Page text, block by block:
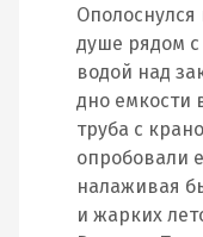
Ополоснулся
душе рядом с
водой над
дно емкости
труба с
опробовали
налаживая
и жарких